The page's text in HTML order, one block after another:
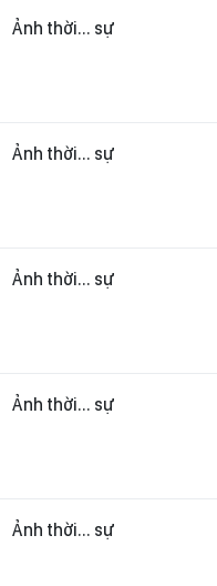
Ảnh thời... sự
Ảnh thời... sự
Ảnh thời... sự
Ảnh thời... sự
Ảnh thời... sự